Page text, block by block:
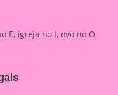
E, igreja no I, ovo no O,